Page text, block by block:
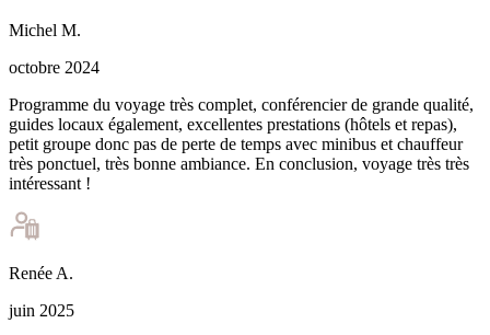
Michel M.
octobre 2024
Programme du voyage très complet, conférencier de grande qualité,
guides locaux également, excellentes prestations (hôtels et repas),
petit groupe donc pas de perte de temps avec minibus et chauffeur
très ponctuel, très bonne ambiance. En conclusion, voyage très très
intéressant !
Renée A.
juin 2025